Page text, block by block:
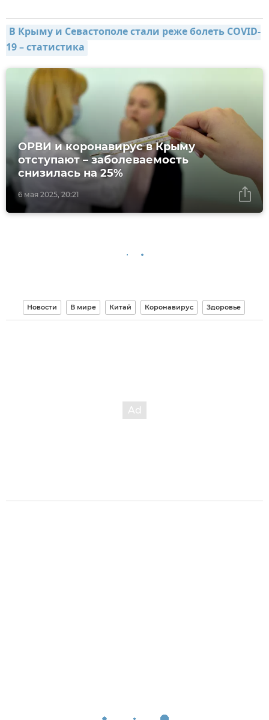
В Крыму и Севастополе стали реже болеть COVID-
19 – статистика
6 мая 2025, 20:21
ОРВИ и коронавирус в Крыму
отступают – заболеваемость
снизилась на 25%
Новости В мире Китай Коронавирус Здоровье